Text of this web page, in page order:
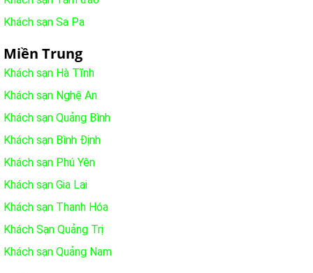
Khách sạn Sa Pa
Miền Trung
Khách sạn Hà Tĩnh
Khách sạn Nghệ An
Khách sạn Quảng Bình
Khách sạn Bình Định
Khách sạn Phú Yên
Khách sạn Gia Lai
Khách sạn Thanh Hóa
Khách Sạn Quảng Trị
Khách sạn Quảng Nam